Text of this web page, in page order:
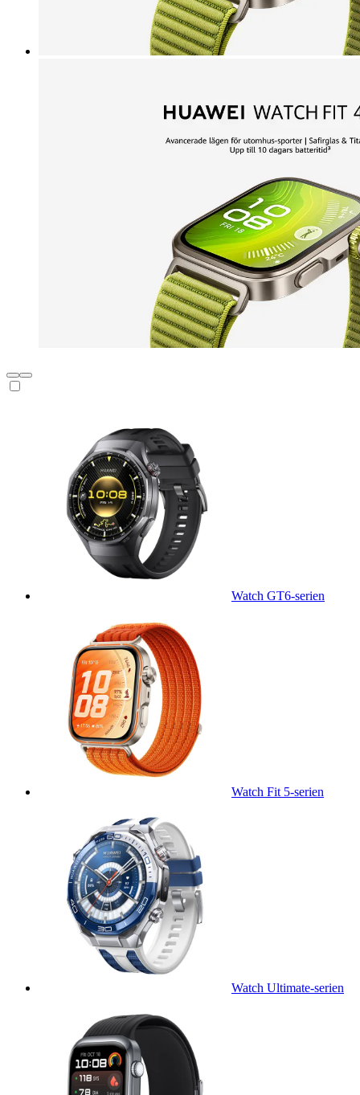
Watch GT6-serien
Watch Fit 5-serien
Watch Ultimate-serien